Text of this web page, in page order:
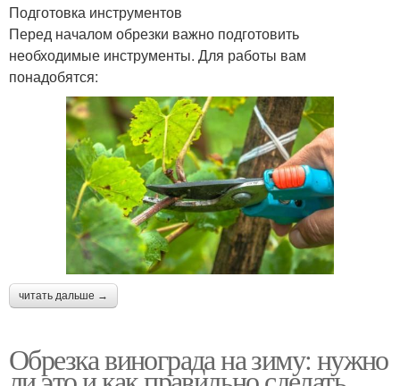
Подготовка инструментов
Перед началом обрезки важно подготовить
необходимые инструменты. Для работы вам
понадобятся:
читать дальше →
Обрезка винограда на зиму: нужно